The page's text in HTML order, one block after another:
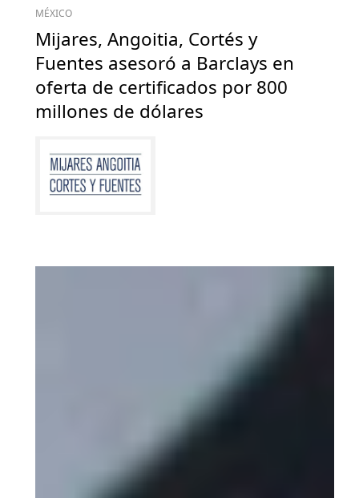
MÉXICO
Mijares, Angoitia, Cortés y
Fuentes asesoró a Barclays en
oferta de certificados por 800
millones de dólares